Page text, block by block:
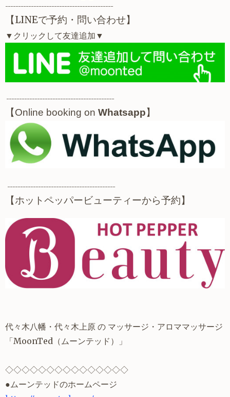
------------------------------------------
【LINEで予約・問い合わせ】
▼クリックして友達追加 ▼
------------------------------------------
【Online booking on Whatsapp】
------------------------------------------
【ホットペッパービューティーから予約】
代々木八幡・代々木上原 の マッサージ・アロママッサージ
「MoonTed（ムーンテッド）」
◇◇◇◇◇◇◇◇◇◇◇◇◇◇◇
●ムーンテッドのホームページ